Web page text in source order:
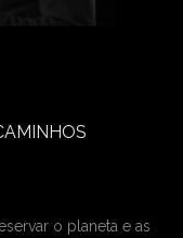
o planeta e as